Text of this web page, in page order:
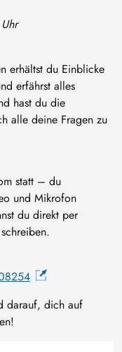
erhältst du Einblicke
erfährst alles
hast du die
alle deine Fragen zu
statt – du
und Mikrofon
du direkt per
darauf, dich auf